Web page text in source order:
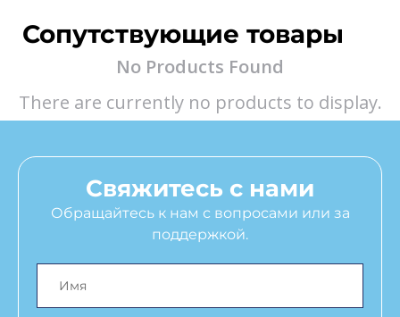
Сопутствующие товары
No Products Found
There are currently no products to display.
Свяжитесь с нами
Обращайтесь к нам с вопросами или за
поддержкой.